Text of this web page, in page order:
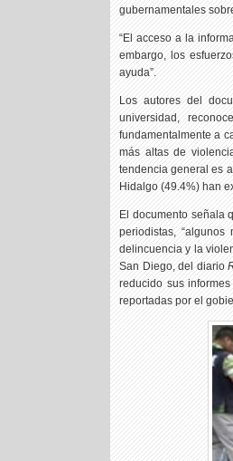
gubernamentales
“El acceso a la
embargo, los
ayuda”.
Los autores del
universidad,
fundamentalmente a
más altas de
tendencia general es
Hidalgo (49.4%) han
El documento señala
periodistas,
delincuencia y la
San Diego, del diario
reducido sus
reportadas por el